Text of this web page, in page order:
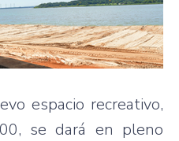
espacio recreativo,
se dará en pleno